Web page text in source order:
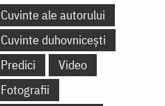
Cuvinte ale autorului
Cuvinte duhovnicești
Predici
Video
Fotografii